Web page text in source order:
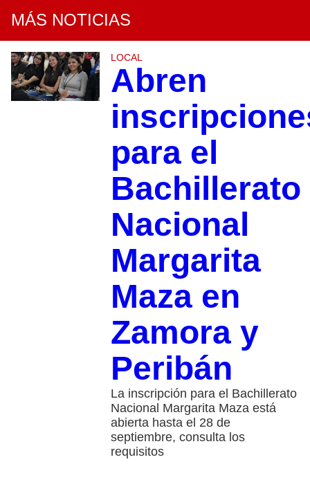
MÁS NOTICIAS
LOCAL
Abren
para el
Bachillerato
Nacional
Margarita
Maza en
Zamora y
Peribán
La inscripción para el Bachillerato
Nacional Margarita Maza está
abierta hasta el 28 de
septiembre, consulta los
requisitos